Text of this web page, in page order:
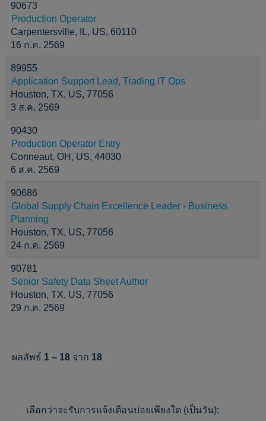
90673
Production Operator
Carpentersville, IL, US, 60110
16 ก.ค. 2569
89955
Application Support Lead, Trading IT Ops
Houston, TX, US, 77056
3 ส.ค. 2569
90430
Production Operator Entry
Conneaut, OH, US, 44030
6 ส.ค. 2569
90686
Global Supply Chain Excellence Leader - Business
Planning
Houston, TX, US, 77056
24 ก.ค. 2569
90781
Senior Safety Data Sheet Author
Houston, TX, US, 77056
29 ก.ค. 2569
ผลลัพธ์ 1 – 18 จาก 18
เลือกว่าจะรับการแจ้งเตือนบ่อยเพียงใด (เป็นวัน):